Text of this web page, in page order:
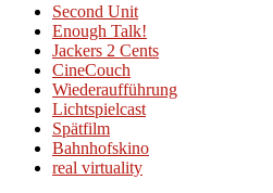
Second Unit
Enough Talk!
Jackers 2 Cents
CineCouch
Wiederaufführung
Lichtspielcast
Spätfilm
Bahnhofskino
real virtuality